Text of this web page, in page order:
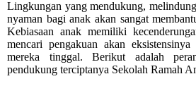
Lingkungan yang mendukung,
nyaman bagi anak akan sangat
Kebiasaan anak memiliki
mencari pengakuan akan
mereka tinggal. Berikut adalah
pendukung terciptanya Sekolah Ramah